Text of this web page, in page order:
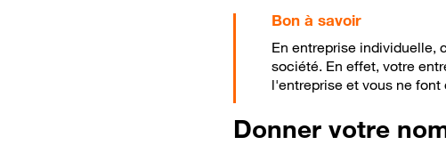
En entreprise individuelle,
société. En effet, votre
l'entreprise et vous ne font
Donner votre